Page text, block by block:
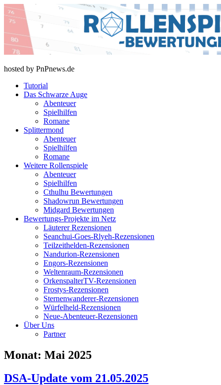
Skip
to
content
rollenspiel-bewertungen.de
hosted by PnPnews.de
Tutorial
Das Schwarze Auge
Abenteuer
Spielhilfen
Romane
Splittermond
Abenteuer
Spielhilfen
Romane
Weitere Rollenspiele
Abenteuer
Spielhilfen
Cthulhu Bewertungen
Shadowrun Bewertungen
Midgard Bewertungen
Bewertungs-Projekte im Netz
Läuterer Rezensionen
Seanchui-Goes-Rlyeh-Rezensionen
Teilzeithelden-Rezensionen
Nandurion-Rezensionen
Engors-Rezensionen
Weltenraum-Rezensionen
OrkenspalterTV-Rezensionen
Frostys-Rezensionen
Sternenwanderer-Rezensionen
Würfelheld-Rezensionen
Neue-Abenteuer-Rezensionen
Über Uns
Partner
Monat: Mai 2025
DSA-Update vom 21.05.2025